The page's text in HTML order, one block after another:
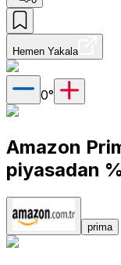
Hemen Yakala
0°
Amazon
piyasadan
prima